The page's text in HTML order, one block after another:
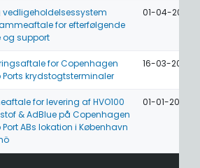
vedligeholdelsessystem
for efterfølgende
og support
01-04-2026
for Copenhagen
krydstogtsterminaler
16-03-2026
for levering af HVO100
& AdBlue på Copenhagen
ABs lokation i København
01-01-2026